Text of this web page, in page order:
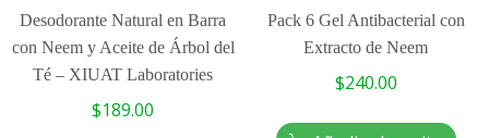
Desodorante Natural en Barra
con Neem y Aceite de Árbol del
Té – XIUAT Laboratories
$189.00
Pack 6 Gel Antibacterial con
Extracto de Neem
$240.00